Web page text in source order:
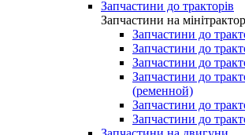
Запчастини до тракторів
Запчастини на
Запчастини до
Запчастини до
Запчастини до
Запчастини до
(ременной)
Запчастини до
Запчастини до